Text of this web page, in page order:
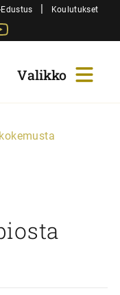
| Koulutukset